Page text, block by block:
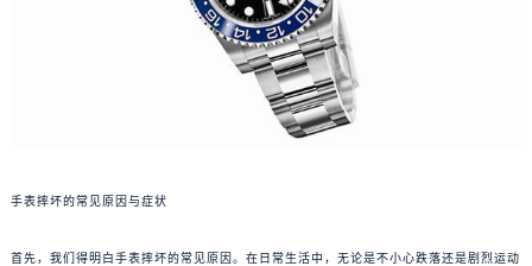
手表摔坏的常见原因与症状
首先，我们得明白手表摔坏的常见原因。在日常生活中，无论是不小心跌落还是剧烈运动